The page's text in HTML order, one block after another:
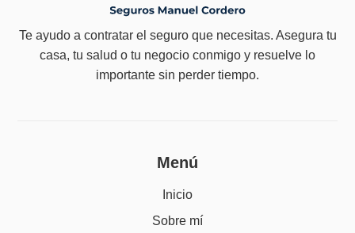
Te ayudo a contratar el seguro que necesitas. Asegura tu
casa, tu salud o tu negocio conmigo y resuelve lo
importante sin perder tiempo.
Menú
Inicio
Sobre mí